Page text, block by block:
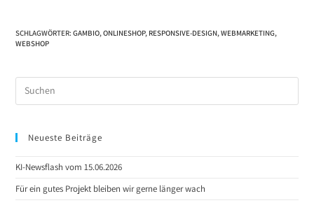
SCHLAGWÖRTER:GAMBIO, ONLINESHOP, RESPONSIVE-DESIGN, WEBMARKETING,
WEBSHOP
Neueste Beiträge
KI-Newsflash vom 15.06.2026
Für ein gutes Projekt bleiben wir gerne länger wach